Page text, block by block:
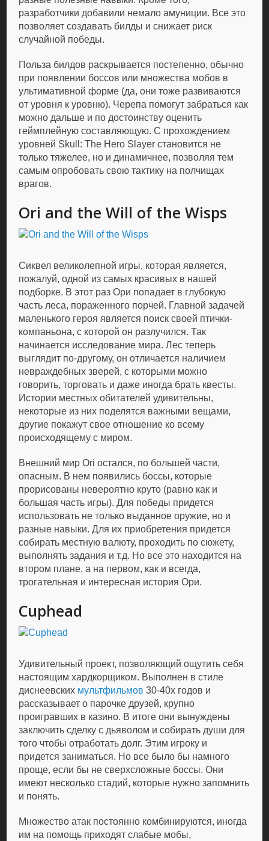
разработчики добавили немало амуниции. Все это
позволяет создавать билды и снижает риск
случайной победы.
Польза билдов раскрывается постепенно, обычно
при появлении боссов или множества мобов в
ультимативной форме (да, они тоже развиваются
от уровня к уровню). Черепа помогут забраться как
можно дальше и по достоинству оценить
геймплейную составляющую. С прохождением
уровней Skull: The Hero Slayer становится не
только тяжелее, но и динамичнее, позволяя тем
самым опробовать свою тактику на полчищах
врагов.
Ori and the Will of the Wisps
Сиквел великолепной игры, которая является,
пожалуй, одной из самых красивых в нашей
подборке. В этот раз Ори попадает в глубокую
часть леса, пораженного порчей. Главной задачей
маленького героя является поиск своей птички-
компаньона, с которой он разлучился. Так
начинается исследование мира. Лес теперь
выглядит по-другому, он отличается наличием
невраждебных зверей, с которыми можно
говорить, торговать и даже иногда брать квесты.
Истории местных обитателей удивительны,
некоторые из них поделятся важными вещами,
другие покажут свое отношение ко всему
происходящему с миром.
Внешний мир Ori остался, по большей части,
опасным. В нем появились боссы, которые
прорисованы невероятно круто (равно как и
большая часть игры). Для победы придется
использовать не только выданное оружие, но и
разные навыки. Для их приобретения придется
собирать местную валюту, проходить по сюжету,
выполнять задания и т.д. Но все это находится на
втором плане, а на первом, как и всегда,
трогательная и интересная история Ори.
Cuphead
Удивительный проект, позволяющий ощутить себя
настоящим хардкорщиком. Выполнен в стиле
диснеевских мультфильмов 30-40х годов и
рассказывает о парочке друзей, крупно
проигравших в казино. В итоге они вынуждены
заключить сделку с дьяволом и собирать души для
того чтобы отработать долг. Этим игроку и
придется заниматься. Но все было бы намного
проще, если бы не сверхсложные боссы. Они
имеют несколько стадий, которые нужно запомнить
и понять.
Множество атак постоянно комбинируются, иногда
им на помощь приходят слабые мобы,